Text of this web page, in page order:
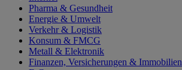
Pharma & Gesundheit
Energie & Umwelt
Verkehr & Logistik
Konsum & FMCG
Metall & Elektronik
Finanzen, Versicherungen & Immobilien